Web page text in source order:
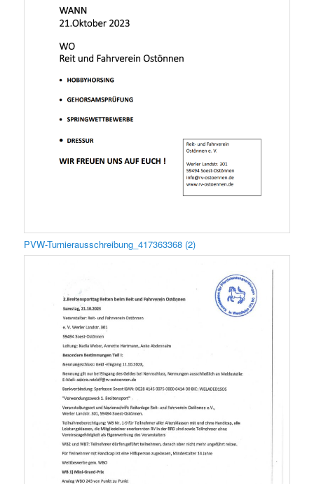
PVW-Turnierausschreibung_417363368 (2)